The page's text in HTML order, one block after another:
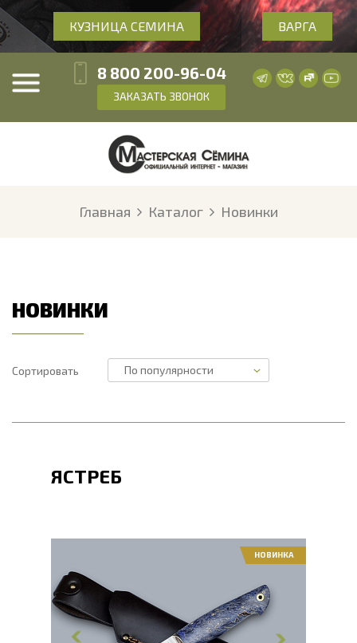
КУЗНИЦА СЕМИНА ВАРГА
8 800 200-96-04
ЗАКАЗАТЬ ЗВОНОК
Главная Каталог Новинки
НОВИНКИ
Сортировать
ЯСТРЕБ
Общая длина, мм
Длина клинка, мм
Ширина клинка, мм
Толщина обуха, мм
Ширина рукояти, мм
29.2
НОВИНКА